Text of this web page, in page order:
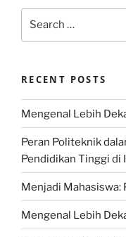
RECENT POSTS
Mengenal Lebih
Peran Politeknik
Pendidikan Tinggi di
Menjadi Mahasiswa:
Mengenal Lebih